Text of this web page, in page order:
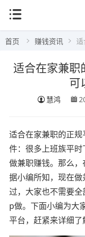
首页 赚钱资讯 适
适合在家兼职
可
慧鸿
适合在家兼职的正
件：很多上班族平
做兼职赚钱。那么
据小编所知，现在
过，大家也不需要
p做。下面小编为大
平台，赶紧来详细了